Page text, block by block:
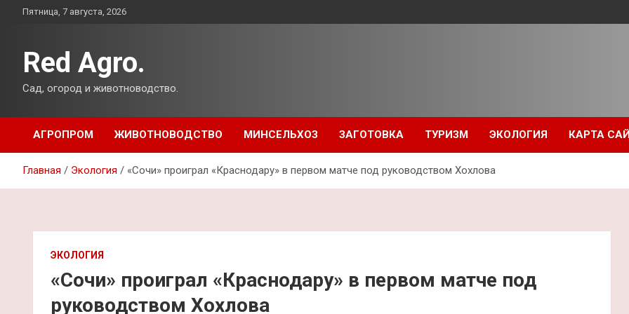
ПерейтиПятница, 7 августа, 2026
Red Agro.
Сад, огород и животноводство.
АГРОПРОМ ЖИВОТНОВОДСТВО МИНСЕЛЬХОЗ ЗАГОТОВКА ТУРИЗМ ЭКОЛОГИЯ КАРТА
Главная Экология «Сочи» проиграл «Краснодару» в первом матче под руководством Хохлова
ЭКОЛОГИЯ
«Сочи» проиграл «Краснодару» в первом матче под
руководством Хохлова